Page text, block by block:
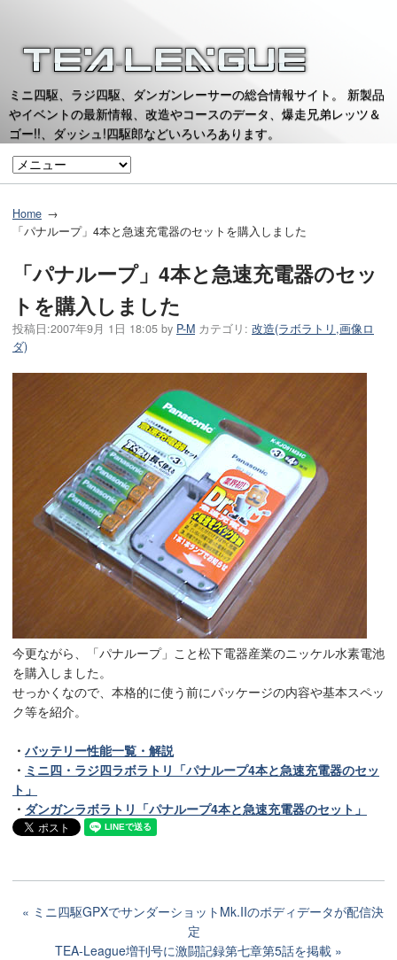
ミニ四駆、ラジ四駆、ダンガンレーサーの総合情報サイト。 新製品
やイベントの最新情報、改造やコースのデータ、爆走兄弟レッツ＆
ゴー!!、ダッシュ!四駆郎などいろいろあります。
Home
「パナループ」4本と急速充電器のセットを購入しました
「パナループ」4本と急速充電器のセッ
トを購入しました
投稿日:2007年9月 1日 18:05 by P-M カテゴリ: 改造(ラボラトリ,画像ロ
ダ)
今更ながら、「パナループ」こと松下電器産業のニッケル水素電池
を購入しました。
せっかくなので、本格的に使う前にパッケージの内容や基本スペッ
ク等を紹介。
・ バッテリー性能一覧・解説
・ ミニ四・ラジ四ラボラトリ「パナループ4本と急速充電器のセッ
ト」
・ ダンガンラボラトリ「パナループ4本と急速充電器のセット」
ミニ四駆GPXでサンダーショットMk.IIのボディデータが配信決
定
TEA-League増刊号に激闘記録第七章第5話を掲載